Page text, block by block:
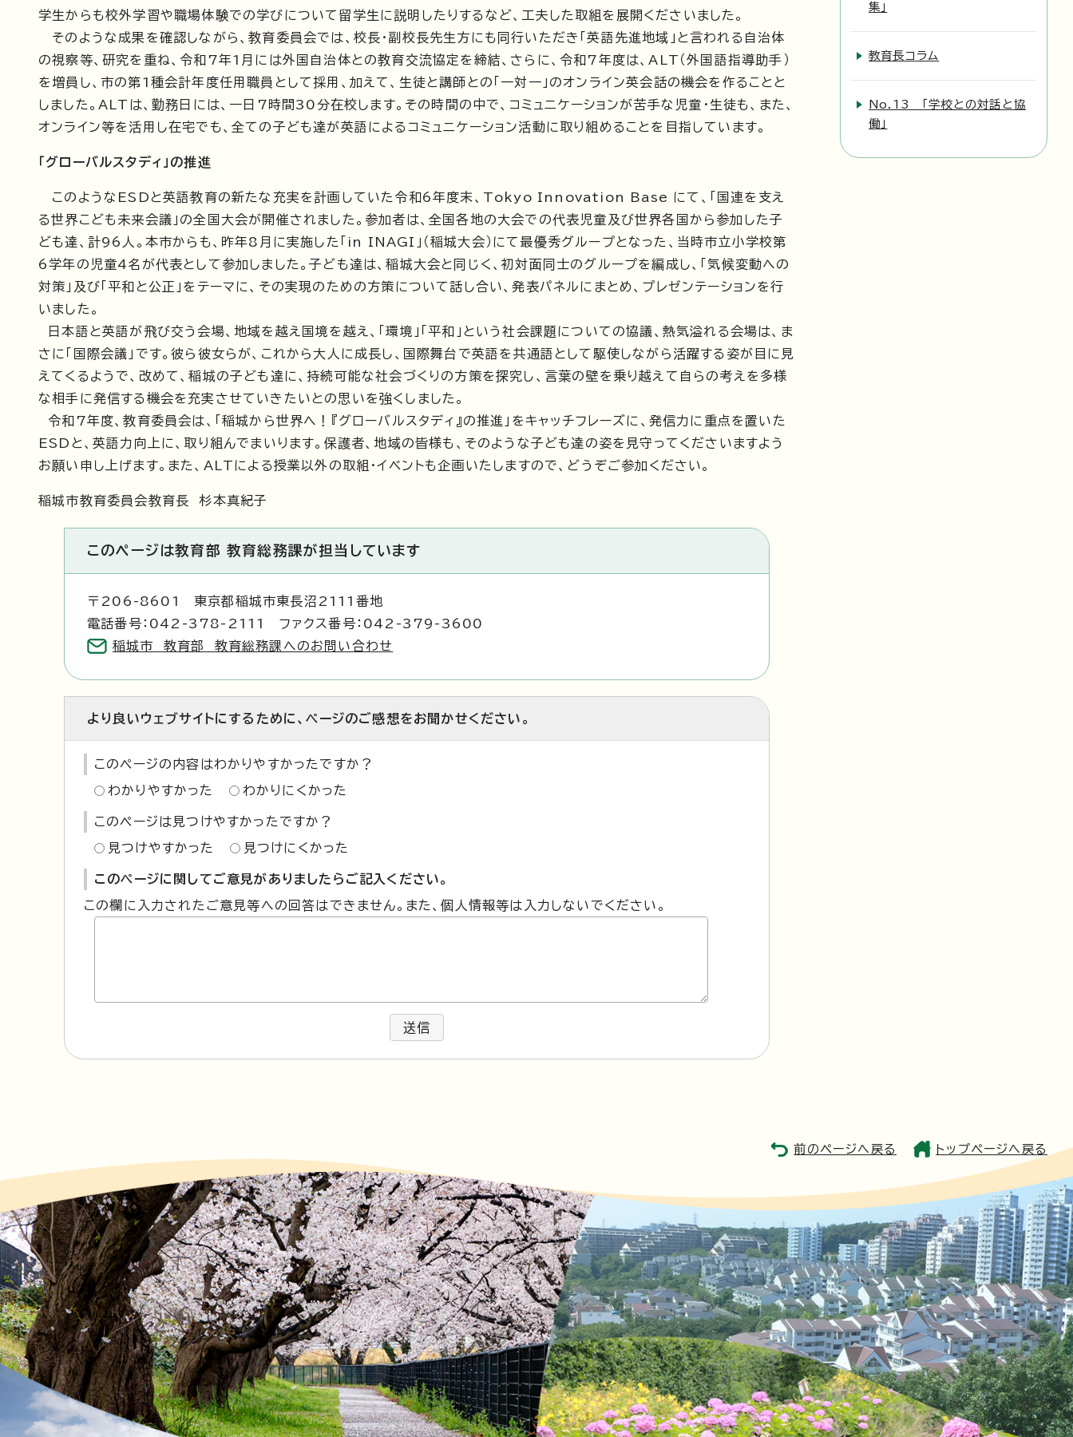
学生からも校外学習や職場体験での学びについて留学生に説明したりするなど、工夫した取組を展開くださいました。
そのような成果を確認しながら、教育委員会では、校長・副校長先生方にも同行いただき「英語先進地域」と言われる自治体
の視察等、研究を重ね、令和7年1月には外国自治体との教育交流協定を締結、さらに、令和7年度は、ALT（外国語指導助手）
を増員し、市の第1種会計年度任用職員として採用、加えて、生徒と講師との「一対一」のオンライン英会話の機会を作ることと
しました。ALTは、勤務日には、一日7時間30分在校します。その時間の中で、コミュニケーションが苦手な児童・生徒も、また、
オンライン等を活用し在宅でも、全ての子ども達が英語によるコミュニケーション活動に取り組めることを目指しています。
「グローバルスタディ」の推進
このようなESDと英語教育の新たな充実を計画していた令和6年度末、Tokyo Innovation Base にて、「国連を支え
る世界こども未来会議」の全国大会が開催されました。参加者は、全国各地の大会での代表児童及び世界各国から参加した子
ども達、計96人。本市からも、昨年8月に実施した「in INAGI」（稲城大会）にて最優秀グループとなった、当時市立小学校第
6学年の児童4名が代表として参加しました。子ども達は、稲城大会と同じく、初対面同士のグループを編成し、「気候変動への
対策」及び「平和と公正」をテーマに、その実現のための方策について話し合い、発表パネルにまとめ、プレゼンテーションを行
いました。
日本語と英語が飛び交う会場、地域を越え国境を越え、「環境」「平和」という社会課題についての協議、熱気溢れる会場は、ま
さに「国際会議」です。彼ら彼女らが、これから大人に成長し、国際舞台で英語を共通語として駆使しながら活躍する姿が目に見
えてくるようで、改めて、稲城の子ども達に、持続可能な社会づくりの方策を探究し、言葉の壁を乗り越えて自らの考えを多様
な相手に発信する機会を充実させていきたいとの思いを強くしました。
令和7年度、教育委員会は、「稲城から世界へ！『グローバルスタディ』の推進」をキャッチフレーズに、発信力に重点を置いた
ESDと、英語力向上に、取り組んでまいります。保護者、地域の皆様も、そのような子ども達の姿を見守ってくださいますよう
お願い申し上げます。また、ALTによる授業以外の取組・イベントも企画いたしますので、どうぞご参加ください。
稲城市教育委員会教育長 杉本真紀子
このページは教育部 教育総務課が担当しています
〒206-8601 東京都稲城市東長沼2111番地
電話番号：042-378-2111 ファクス番号：042-379-3600
稲城市 教育部 教育総務課へのお問い合わせ
より良いウェブサイトにするために、ページのご感想をお聞かせください。
このページの内容はわかりやすかったですか？
わかりやすかった わかりにくかった
このページは見つけやすかったですか？
見つけやすかった 見つけにくかった
このページに関してご意見がありましたらご記入ください。
この欄に入力されたご意見等への回答はできません。また、個人情報等は入力しないでください。
送信
集」
教育長コラム
No.13 「学校との対話と協
働」
前のページへ戻る トップページへ戻る